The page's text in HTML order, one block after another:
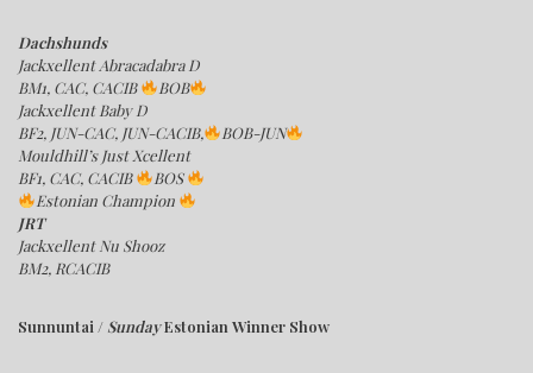
Dachshunds
Jackxellent Abracadabra D
BM1, CAC, CACIB
BOB
Jackxellent Baby D
BF2, JUN-CAC, JUN-CACIB,
BOB-JUN
Mouldhill’s Just Xcellent
BF1, CAC, CACIB
BOS
Estonian Champion
JRT
Jackxellent Nu Shooz
BM2, RCACIB
Sunnuntai / SundayEstonian Winner Show